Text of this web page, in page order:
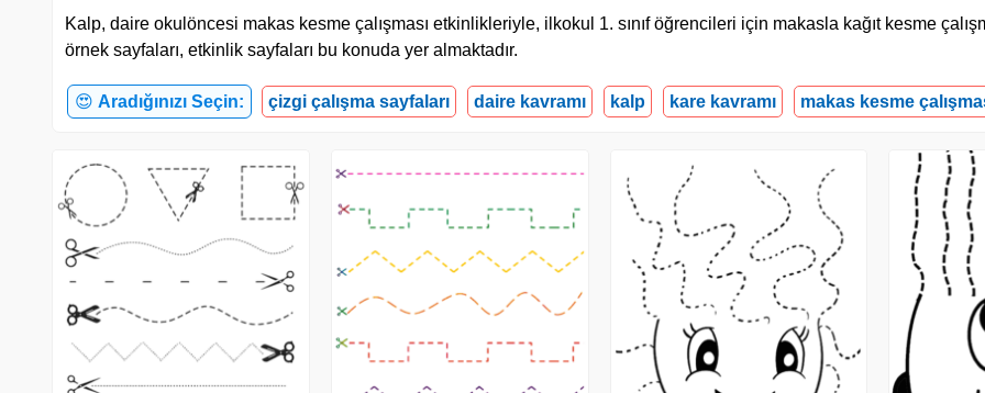
Kalp, daire okulöncesi makas kesme çalışması etkinlikleriyle, ilkokul 1. sınıf öğrencileri için makasla kağıt kesme
örnek sayfaları, etkinlik sayfaları bu konuda yer almaktadır.
😍 Aradığınızı Seçin: çizgi çalışma sayfaları daire kavramı kalp kare kavramı makas kesme